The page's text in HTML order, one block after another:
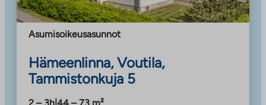
Asumisoikeusasunnot
Hämeenlinna, Voutila,
Tammistonkuja 5
2 – 3h 44 – 73 m²